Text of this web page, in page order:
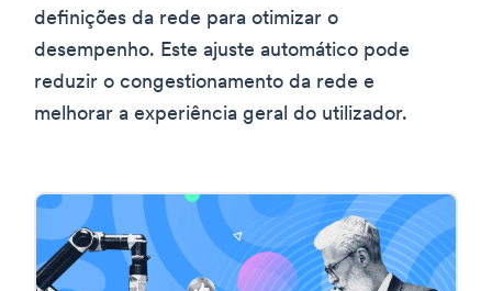
definições da rede para otimizar o
desempenho. Este ajuste automático pode
reduzir o congestionamento da rede e
melhorar a experiência geral do utilizador.